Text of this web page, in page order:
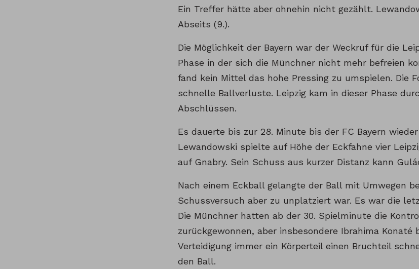
Ein Treffer hätte aber ohnehin nicht gezählt.
Abseits (9.).
Die Möglichkeit der Bayern war der Weckruf für die
Phase in der sich die Münchner nicht mehr befreien
fand kein Mittel das hohe Pressing zu umspielen. Die
schnelle Ballverluste. Leipzig kam in dieser Phase
Abschlüssen.
Es dauerte bis zur 28. Minute bis der FC Bayern
Lewandowski spielte auf Höhe der Eckfahne vier
auf Gnabry. Sein Schuss aus kurzer Distanz kann
Nach einem Eckball gelangte der Ball mit Umwegen
Schussversuch aber zu unplatziert war. Es war die
Die Münchner hatten ab der 30. Spielminute die
zurückgewonnen, aber insbesondere Ibrahima Konaté
Verteidigung immer ein Körperteil einen Bruchteil
den Ball.